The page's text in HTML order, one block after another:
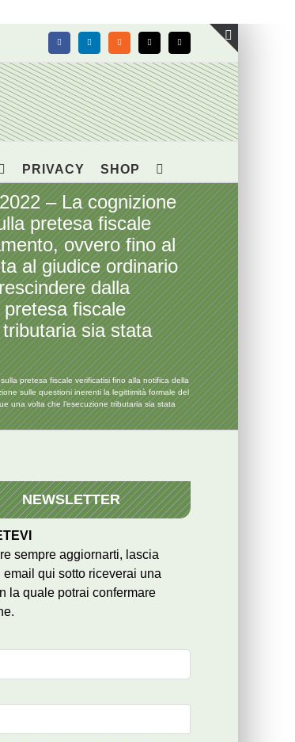
FacebookLinkedIn Rss X Email
PRIVACY SHOP
– La cognizione
pretesa fiscale
ovvero fino al
al giudice ordinario
dalla
fiscale
sia stata
pretesa fiscale verificatisi fino alla notifica della
sulle questioni inerenti la legittimità formale del
una volta che l’esecuzione tributaria sia stata
NEWSLETTER
sempre aggiornarti, lascia
email qui sotto riceverai una
la quale potrai confermare
Toggle
area
barra
scorrevole